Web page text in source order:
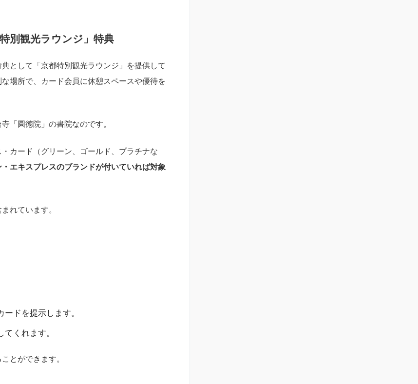
別観光ラウンジ」特典
として「京都特別観光ラウンジ」を提供して
場所で、カード会員に休憩スペースや優待を
「圓徳院」の書院なのです。
カード（グリーン、ゴールド、プラチナな
エキスプレスのブランドが付いていれば対象
れています。
ドを提示します。
くれます。
とができます。